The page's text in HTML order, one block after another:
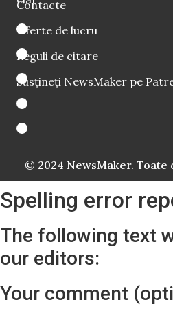
Contacte
Oferte de lucru
Reguli de citare
Susțineți NewsMaker pe
© 2024 NewsMaker.
Spelling error
The following text
our editors:
Your comment